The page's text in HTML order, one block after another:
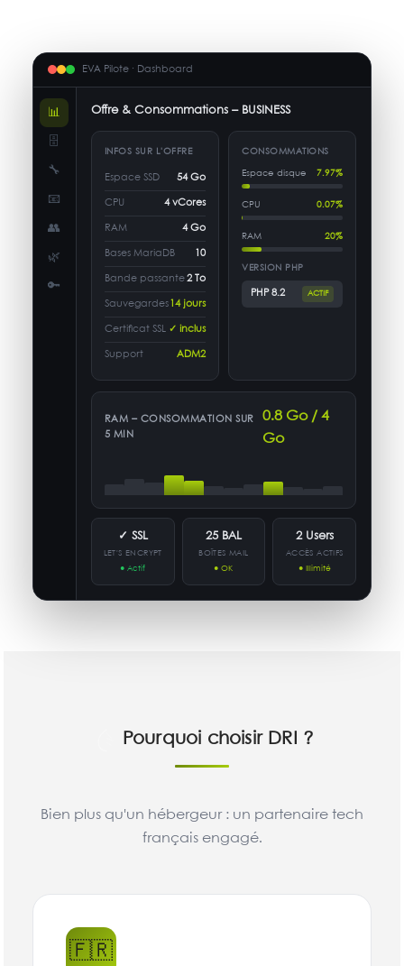
EVA Pilote · Dashboard
📊
🗄
🔧
📧
👥
🌿
🔑
Offre & Consommations – BUSINESS
INFOS SUR L'OFFRE
Espace SSD 54 Go
CPU 4 vCores
RAM 4 Go
Bases MariaDB 10
Bande passante 2 To
Sauvegardes 14 jours
Certificat SSL ✓ inclus
Support ADM2
CONSOMMATIONS
Espace disque 7.97%
CPU 0.07%
RAM 20%
VERSION PHP
PHP 8.2 ACTIF
RAM – CONSOMMATION SUR
5 MIN
0.8 Go / 4
Go
✓ SSL
LET'S ENCRYPT
● Actif
25 BAL
BOÎTES MAIL
● OK
2 Users
ACCÈS ACTIFS
● Illimité
Pourquoi choisir DRI ?
Bien plus qu'un hébergeur : un partenaire tech
français engagé.
🇫🇷